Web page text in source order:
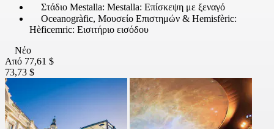
Στάδιο Mestalla: Mestalla: Επίσκεψη με ξεναγό
Oceanogràfic, Μουσείο Επιστημών & Hemisfèric:
Hèficemric: Εισιτήριο εισόδου
Νέο
Από 77,61 $
73,73 $